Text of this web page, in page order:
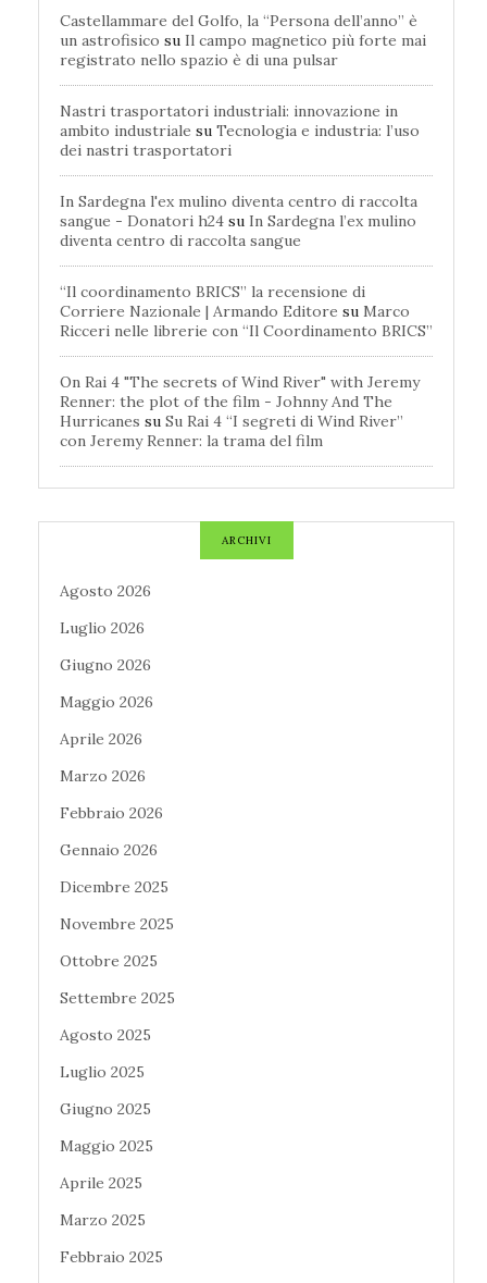
Castellammare del Golfo, la “Persona dell’anno” è
un astrofisico su Il campo magnetico più forte mai
registrato nello spazio è di una pulsar
Nastri trasportatori industriali: innovazione in
ambito industriale su Tecnologia e industria: l’uso
dei nastri trasportatori
In Sardegna l'ex mulino diventa centro di raccolta
sangue - Donatori h24 su In Sardegna l’ex mulino
diventa centro di raccolta sangue
“Il coordinamento BRICS” la recensione di
Corriere Nazionale | Armando Editore su Marco
Ricceri nelle librerie con “Il Coordinamento BRICS”
On Rai 4 "The secrets of Wind River" with Jeremy
Renner: the plot of the film - Johnny And The
Hurricanes su Su Rai 4 “I segreti di Wind River”
con Jeremy Renner: la trama del film
ARCHIVI
Agosto 2026
Luglio 2026
Giugno 2026
Maggio 2026
Aprile 2026
Marzo 2026
Febbraio 2026
Gennaio 2026
Dicembre 2025
Novembre 2025
Ottobre 2025
Settembre 2025
Agosto 2025
Luglio 2025
Giugno 2025
Maggio 2025
Aprile 2025
Marzo 2025
Febbraio 2025